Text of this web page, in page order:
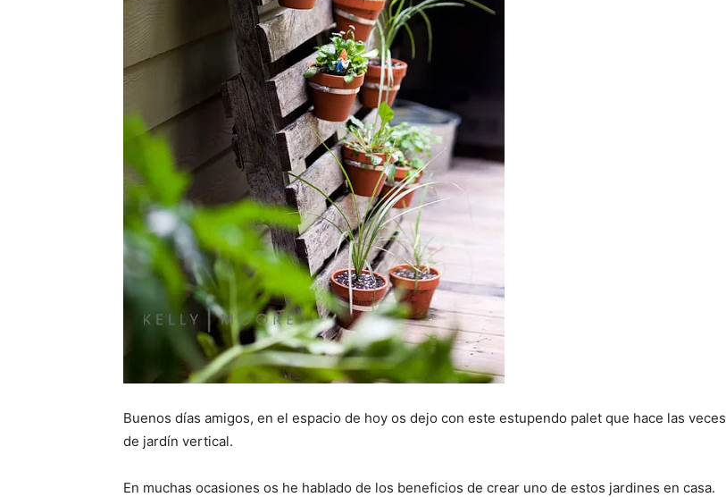
Buenos días amigos, en el espacio de hoy os dejo con este estupendo palet que hace las veces
de jardín vertical.
En muchas ocasiones os he hablado de los beneficios de crear uno de estos jardines en casa.